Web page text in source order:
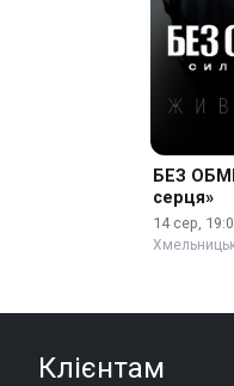
БЕЗ
серця»
14 сер,
Клієнтам